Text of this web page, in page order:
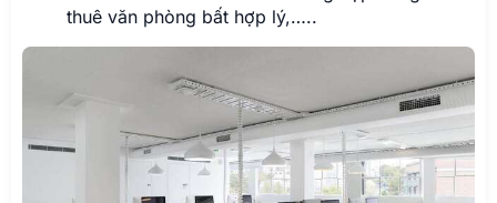
thuê văn phòng bất hợp lý,…..